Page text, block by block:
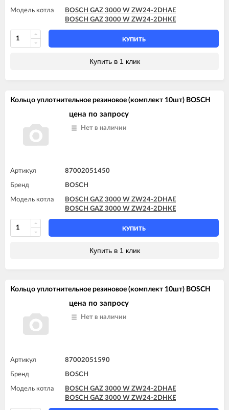
Модель котла
BOSCH GAZ 3000 W ZW24-2DHAE
BOSCH GAZ 3000 W ZW24-2DHKE
КУПИТЬ
Купить в 1 клик
Кольцо уплотнительное резиновое (комплект 10шт) BOSCH
цена по запросу
Нет в наличии
Артикул 87002051450
Бренд BOSCH
Модель котла
BOSCH GAZ 3000 W ZW24-2DHAE
BOSCH GAZ 3000 W ZW24-2DHKE
КУПИТЬ
Купить в 1 клик
Кольцо уплотнительное резиновое (комплект 10шт) BOSCH
цена по запросу
Нет в наличии
Артикул 87002051590
Бренд BOSCH
Модель котла
BOSCH GAZ 3000 W ZW24-2DHAE
BOSCH GAZ 3000 W ZW24-2DHKE